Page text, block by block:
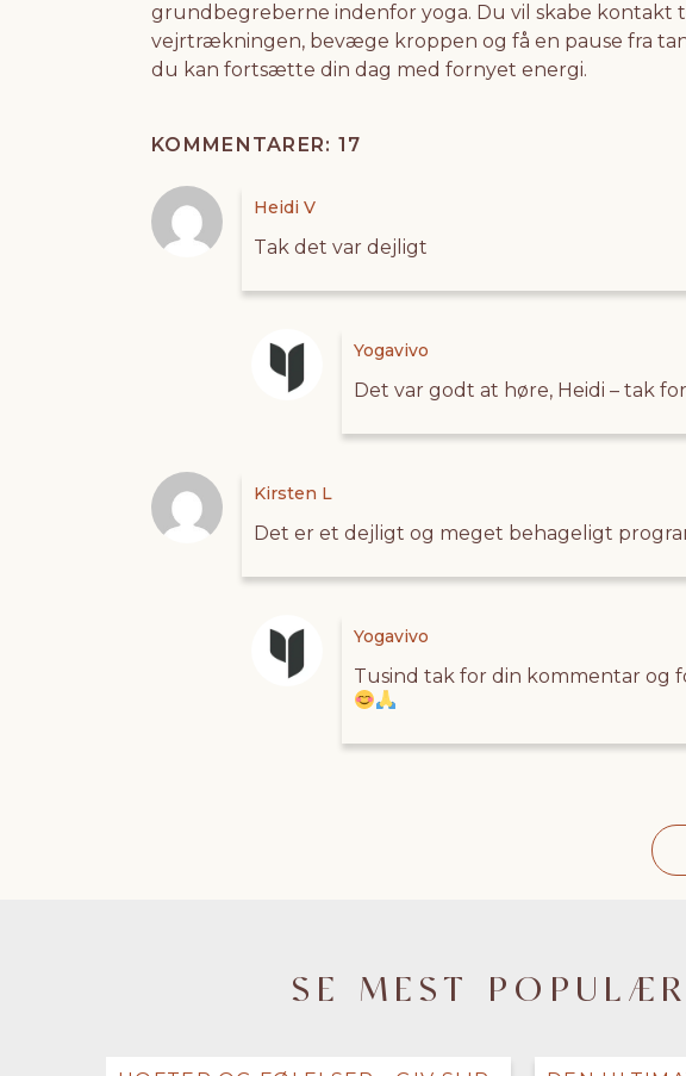
grundbegreberne indenfor yoga. Du vil skabe kontakt
vejrtrækningen, bevæge kroppen og få en pause fra
du kan fortsætte din dag med fornyet energi.
KOMMENTARER: 17
Heidi V
Tak det var dejligt
Yogavivo
Det var godt at høre, Heidi – tak
Kirsten L
Det er et dejligt og meget behageligt
Yogavivo
Tusind tak for din kommentar og
SE MEST